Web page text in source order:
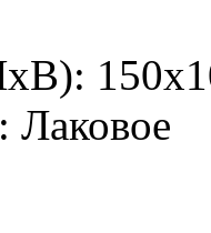
Лаковое